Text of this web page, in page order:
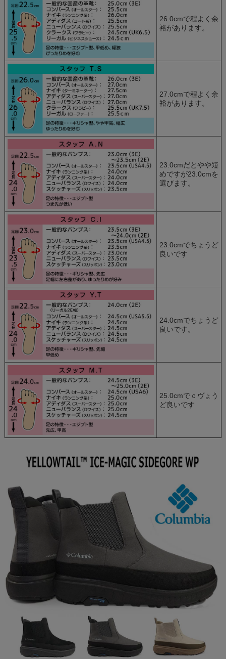
26.0cmで程よく余
裕があります。
27.0cmで程よく余
裕があります。
23.0cmだとやや短
めですが23.0cmを
選びます。
23.0cmでちょうど
良いです
24.0cmでちょうど
良いです。
25.0cmでｃヴょう
ど良いです